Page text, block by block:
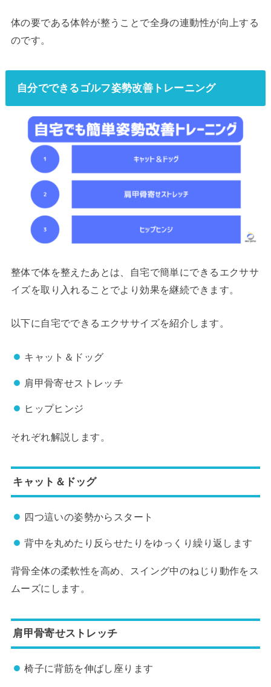
体の要である体幹が整うことで全身の連動性が向上する
のです。
自分でできるゴルフ姿勢改善トレーニング
整体で体を整えたあとは、自宅で簡単にできるエクササ
イズを取り入れることでより効果を継続できます。
以下に自宅でできるエクササイズを紹介します。
キャット＆ドッグ
肩甲骨寄せストレッチ
ヒップヒンジ
それぞれ解説します。
キャット＆ドッグ
四つ這いの姿勢からスタート
背中を丸めたり反らせたりをゆっくり繰り返します
背骨全体の柔軟性を高め、スイング中のねじり動作をス
ムーズにします。
肩甲骨寄せストレッチ
椅子に背筋を伸ばし座ります